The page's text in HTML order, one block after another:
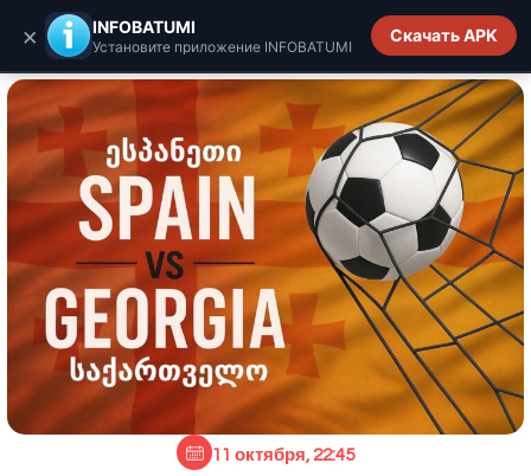
INFOBATUMI.GE
11 октября, 22:45
× INFOBATUMI
Установите приложение INFOBATUMI
Скачать APK